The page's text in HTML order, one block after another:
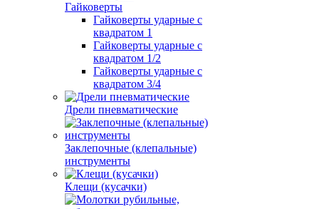
Гайковерты
Гайковерты ударные с
квадратом 1
Гайковерты ударные с
квадратом 1/2
Гайковерты ударные с
квадратом 3/4
Дрели пневматические
Заклепочные (клепальные)
инструменты
Клещи (кусачки)